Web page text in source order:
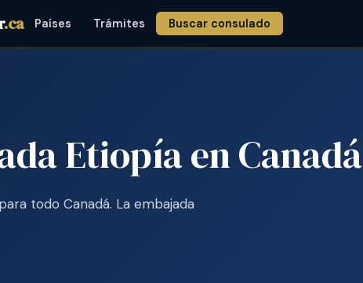
.ca Países Trámites Buscar consulado
Etiopía en Canadá
todo Canadá. La embajada